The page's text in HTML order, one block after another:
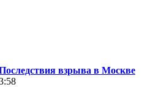
взрыва в Москве